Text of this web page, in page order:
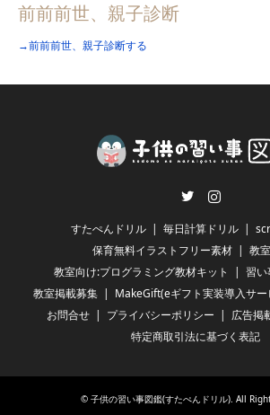
前前前世、親子診断
→前前前世、親子診断する
すたぺんドリル 毎日計算ドリル
保育無料イラストフリー素材
教
教室向け:プログラミング教材キット
習い
教室掲載募集
MakeGift(eギフト実装導入サー
お問合せ
プライバシーポリシー
広告掲
特定商取引法に基づく表記
© 子供の習い事図鑑(すたぺんドリル). All